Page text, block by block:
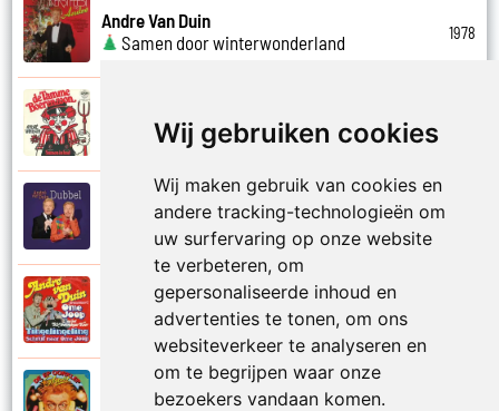
Wij gebruiken cookies
Wij maken gebruik van cookies en
andere tracking-technologieën om
uw surfervaring op onze website
te verbeteren, om
gepersonaliseerde inhoud en
advertenties te tonen, om ons
websiteverkeer te analyseren en
om te begrijpen waar onze
bezoekers vandaan komen.
Andre Van Duin
Samen door winterwonderland
1978
Samen in bad
Andre Van Duin
Schijt maar in me pannetje
Andre Van Duin
Schrijf naar ome Joop
Andre Van Duin en Frans Van Dusschoten